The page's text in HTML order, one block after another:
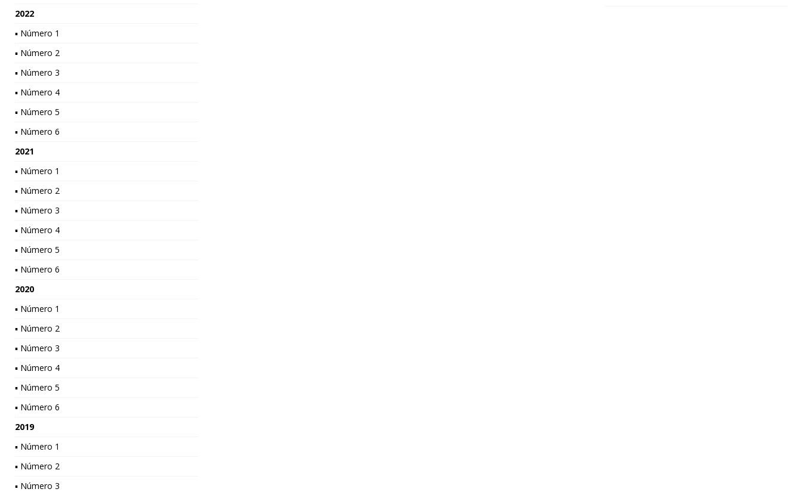
2022
▪ Número 1
▪ Número 2
▪ Número 3
▪ Número 4
▪ Número 5
▪ Número 6
2021
▪ Número 1
▪ Número 2
▪ Número 3
▪ Número 4
▪ Número 5
▪ Número 6
2020
▪ Número 1
▪ Número 2
▪ Número 3
▪ Número 4
▪ Número 5
▪ Número 6
2019
▪ Número 1
▪ Número 2
▪ Número 3